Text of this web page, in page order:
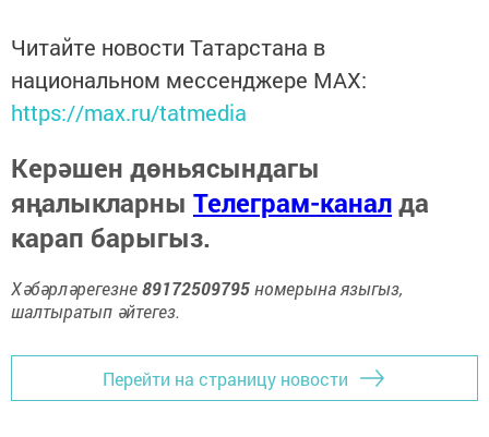
Читайте новости Татарстана в
национальном мессенджере MАХ:
https://max.ru/tatmedia
Керәшен дөньясындагы
яңалыкларны Телеграм-каналда
карап барыгыз.
Хәбәрләрегезне89172509795номерына языгыз,
шалтыратып әйтегез.
Перейти на страницу новости